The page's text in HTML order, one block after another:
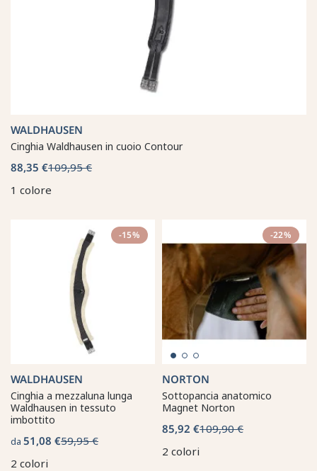
WALDHAUSEN
Cinghia Waldhausen in cuoio Contour
88,35 €109,95 €
1 colore
-15%
WALDHAUSEN
Cinghia a mezzaluna lunga
Waldhausen in tessuto
imbottito
da 51,08 €59,95 €
2 colori
-22%
NORTON
Sottopancia anatomico
Magnet Norton
85,92 €109,90 €
2 colori